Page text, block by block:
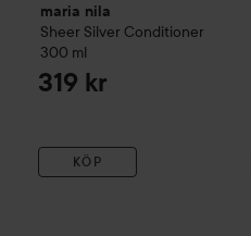
maria nila
Sheer Silver Conditioner
300 ml
319 kr
KÖP